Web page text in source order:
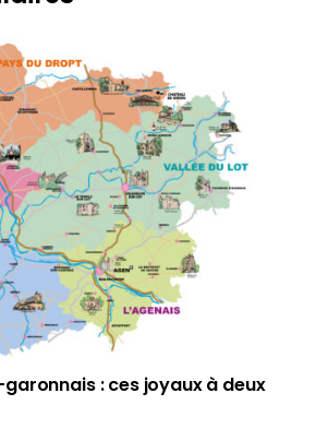
: ces joyaux à deux